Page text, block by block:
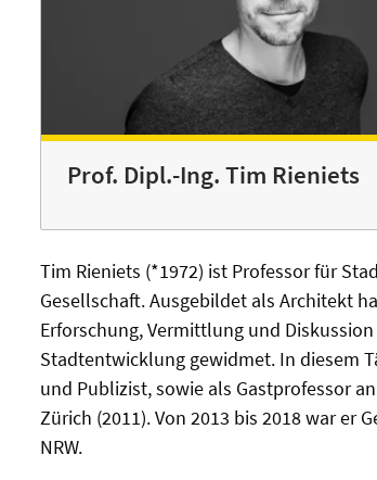
Prof. Dipl.-Ing. Tim Rieniets
Tim Rieniets (*1972) ist Professor für
Gesellschaft. Ausgebildet als Architekt
Erforschung, Vermittlung und
Stadtentwicklung gewidmet. In diesem
und Publizist, sowie als Gastprofessor
Zürich (2011). Von 2013 bis 2018 war er
NRW.